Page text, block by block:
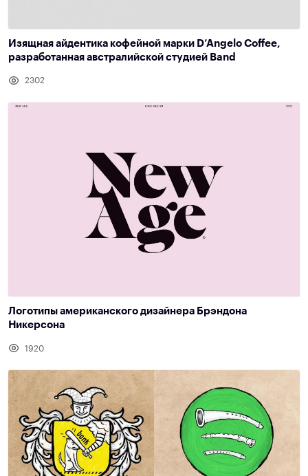
Изящная айдентика кофейной марки D’Angelo Coffee,
разработанная австралийской студией Band
2302
Логотипы американского дизайнера Брэндона
Никерсона
1920